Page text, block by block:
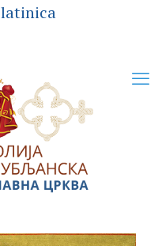
latinica